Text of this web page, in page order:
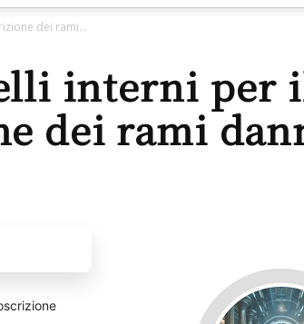
dei rami...
interni per
dei rami